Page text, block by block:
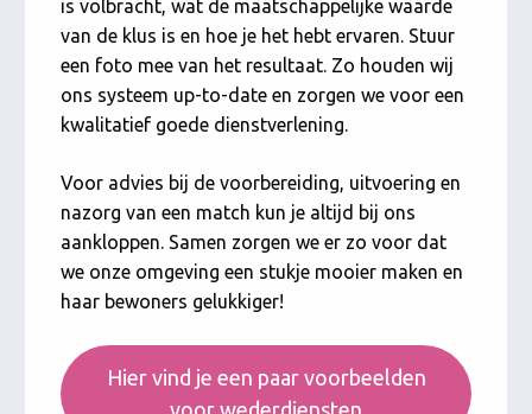
is volbracht, wat de maatschappelijke waarde
van de klus is en hoe je het hebt ervaren. Stuur
een foto mee van het resultaat. Zo houden wij
ons systeem up-to-date en zorgen we voor een
kwalitatief goede dienstverlening.
Voor advies bij de voorbereiding, uitvoering en
nazorg van een match kun je altijd bij ons
aankloppen. Samen zorgen we er zo voor dat
we onze omgeving een stukje mooier maken en
haar bewoners gelukkiger!
Hier vind je een paar voorbeelden
voor wederdiensten